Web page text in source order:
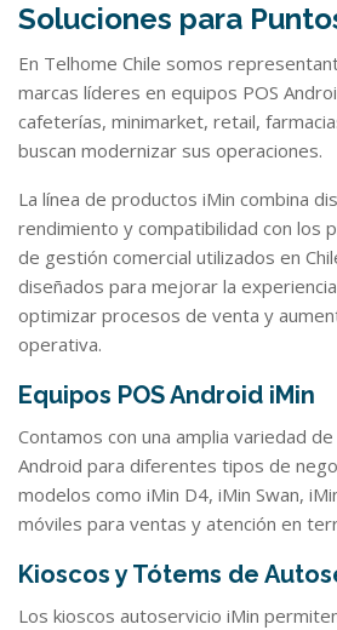
Soluciones para
En Telhome Chile somos
marcas líderes en equipos POS
cafeterías, minimarket, retail,
buscan modernizar sus operaciones.
La línea de productos iMin combina
rendimiento y compatibilidad con los
de gestión comercial utilizados en
diseñados para mejorar la
optimizar procesos de venta y
operativa.
Equipos POS Android iMin
Contamos con una amplia variedad
Android para diferentes tipos de
modelos como iMin D4, iMin Swan,
móviles para ventas y atención en
Kioscos y Tótems de
Los kioscos autoservicio iMin